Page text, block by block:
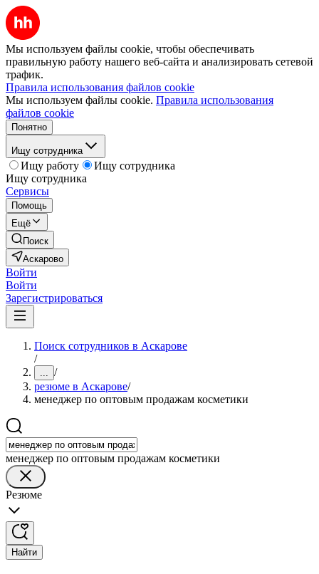
Мы используем файлы cookie, чтобы обеспечивать
правильную работу нашего веб-сайта и анализировать сетевой
трафик.
Правила использования файлов cookie
Мы используем файлы cookie. Правила использования
файлов cookie
Понятно
Ищу сотрудника
Ищу работу
Ищу сотрудника
Ищу сотрудника
Сервисы
Помощь
Ещё
Поиск
Аскарово
Войти
Войти
Зарегистрироваться
Поиск сотрудников в Аскарове
/
... /
резюме в Аскарове/
менеджер по оптовым продажам косметики
менеджер по оптовым продажам косметики
Резюме
Найти